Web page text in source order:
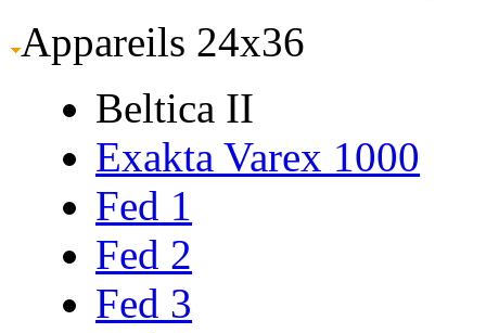
Appareils 24x36
Beltica II
Exakta Varex 1000
Fed 1
Fed 2
Fed 3